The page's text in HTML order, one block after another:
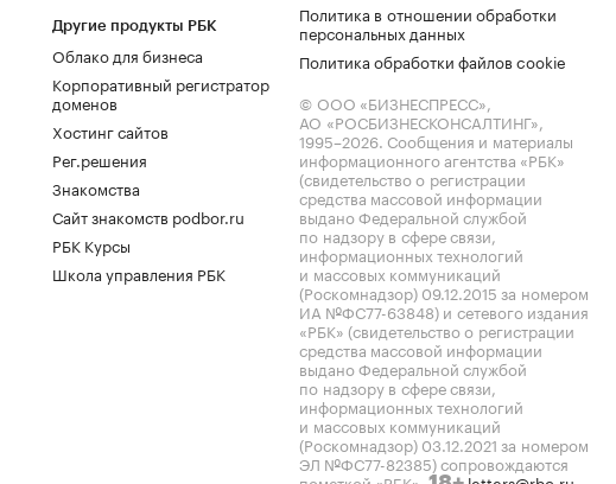
Другие продукты РБК
Облако для бизнеса
Корпоративный регистратор
доменов
Хостинг сайтов
Рег.решения
Знакомства
Сайт знакомств podbor.ru
РБК Курсы
Школа управления РБК
Политика в отношении обработки
персональных данных
Политика обработки файлов cookie
© ООО «БИЗНЕСПРЕСС»,
АО «РОСБИЗНЕСКОНСАЛТИНГ»,
1995–2026. Сообщения и материалы
информационного агентства «РБК»
(свидетельство о регистрации
средства массовой информации
выдано Федеральной службой
по надзору в сфере связи,
информационных технологий
и массовых коммуникаций
(Роскомнадзор) 09.12.2015 за номером
ИА №ФС77-63848) и сетевого издания
«РБК» (свидетельство о регистрации
средства массовой информации
выдано Федеральной службой
по надзору в сфере связи,
информационных технологий
и массовых коммуникаций
(Роскомнадзор) 03.12.2021 за номером
ЭЛ №ФС77-82385) сопровождаются